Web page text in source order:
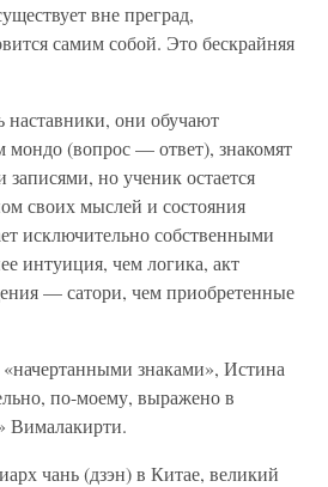
вне преград,
самим собой. Это бескрайняя
наставники, они обучают
мондо (вопрос — ответ), знакомят
но ученик остается
своих мыслей и состояния
исключительно собственными
интуиция, чем логика, акт
— сатори, чем приобретенные
«начертанными знаками», Истина
по-моему, выражено в
Вималакирти.
чань (дзэн) в Китае, великий